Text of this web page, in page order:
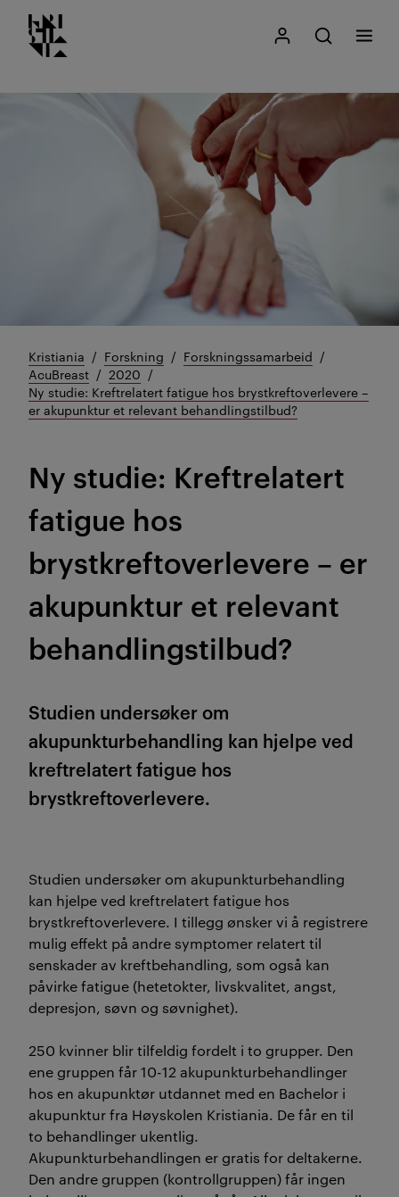
Gå
til
Kristiania logo
Mitt Kristiania
Åpne søk
Søk
Meny
Kristiania Forskning
Forskningssamarbeid
AcuBreast
2020
Ny studie: Kreftrelatert fatigue hos brystkreftoverlevere –
er akupunktur et relevant behandlingstilbud?
Ny studie: Kreftrelatert
fatigue hos
brystkreftoverlevere – er
akupunktur et relevant
behandlingstilbud?
Studien undersøker om
akupunkturbehandling kan hjelpe ved
kreftrelatert fatigue hos
brystkreftoverlevere.
Studien undersøker om akupunkturbehandling
kan hjelpe ved kreftrelatert fatigue hos
brystkreftoverlevere. I tillegg ønsker vi å registrere
mulig effekt på andre symptomer relatert til
senskader av kreftbehandling, som også kan
påvirke fatigue (hetetokter, livskvalitet, angst,
depresjon, søvn og søvnighet).
250 kvinner blir tilfeldig fordelt i to grupper. Den
ene gruppen får 10-12 akupunkturbehandlinger
hos en akupunktør utdannet med en Bachelor i
akupunktur fra Høyskolen Kristiania. De får en til
to behandlinger ukentlig.
Akupunkturbehandlingen er gratis for deltakerne.
Den andre gruppen (kontrollgruppen) får ingen